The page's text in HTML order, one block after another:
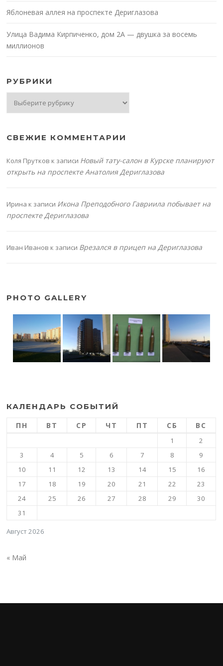
Яблоневая аллея на проспекте Дериглазова
Улица Вадима Кирпиченко, дом 2А — двушка за восемь
миллионов
РУБРИКИ
СВЕЖИЕ КОММЕНТАРИИ
Коля Прутков к записи Новый тату-салон в Курске планируют
открыть на проспекте Анатолия Дериглазова
Ирина к записи Икона Преподобного Гавриила побывает на
проспекте Дериглазова
Иван Иванов к записи Врезался в прицеп на Дериглазова
PHOTO GALLERY
КАЛЕНДАРЬ СОБЫТИЙ
Август 2026
ПН ВТ СР ЧТ ПТ СБ ВС
1
2
3
4 5 6 7 8
9
10
11 12 13 14 15
16
17
18 19 20 21 22
23
24
25 26 27 28 29
30
31
« Май